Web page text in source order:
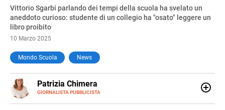
Vittorio Sgarbi parlando dei tempi della scuola ha svelato un
aneddoto curioso: studente di un collegio ha "osato" leggere un
libro proibito
10 Marzo 2025
Mondo Scuola News
Patrizia Chimera
GIORNALISTA PUBBLICISTA
E-
MAIL
LINKEDIN